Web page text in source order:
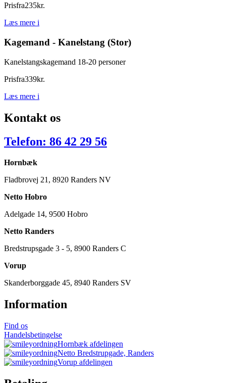
Prisfra235kr.
Læs mere i
Kagemand - Kanelstang (Stor)
Kanelstangskagemand 18-20 personer
Prisfra339kr.
Læs mere i
Kontakt os
Telefon: 86 42 29 56
Hornbæk
Fladbrovej 21, 8920 Randers NV
Netto Hobro
Adelgade 14, 9500 Hobro
Netto Randers
Bredstrupsgade 3 - 5, 8900 Randers C
Vorup
Skanderborggade 45, 8940 Randers SV
Information
Find os
Handelsbetingelse
Hornbæk afdelingen
Netto Bredstrupgade, Randers
Vorup afdelingen